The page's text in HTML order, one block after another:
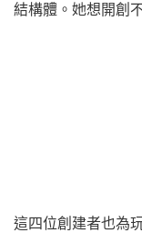
結構體。她想開創
這四位創建者也為